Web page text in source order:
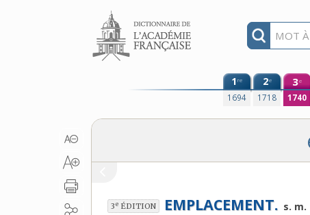
Aller au contenu
1re
1694
2e
1718
3e
1740
3e ÉDITION EMPLACEMENT. s. m.